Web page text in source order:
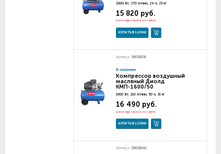
2000 Вт, 270 л/мин, 24 л, 25 кг
15 820 руб.
Цена при заказе на сайте
КУПИТЬ В 1 КЛИК
Артикул: 30031031
В наличии
Компрессор воздушный
масляный Диолд
КМП-1600/50
1600 Вт, 210 л/мин, 50 л, 31 кг
16 490 руб.
Цена при заказе на сайте
КУПИТЬ В 1 КЛИК
Артикул: 30031041